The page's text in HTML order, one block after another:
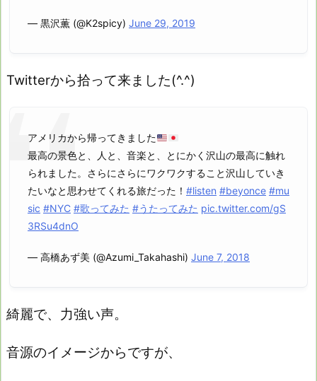
— 黒沢薫 (@K2spicy) June 29, 2019
Twitterから拾って来ました(^.^)
アメリカから帰ってきました
最高の景色と、人と、音楽と、とにかく沢山の最高に触れ
られました。さらにさらにワクワクすること沢山していき
たいなと思わせてくれる旅だった！ #listen #beyonce #mu
sic #NYC #歌ってみた #うたってみた pic.twitter.com/gS
3RSu4dnO
— 高橋あず美 (@Azumi_Takahashi) June 7, 2018
綺麗で、力強い声。
音源のイメージからですが、